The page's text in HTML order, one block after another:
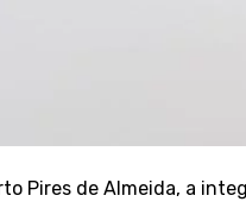
Pires de Almeida, a